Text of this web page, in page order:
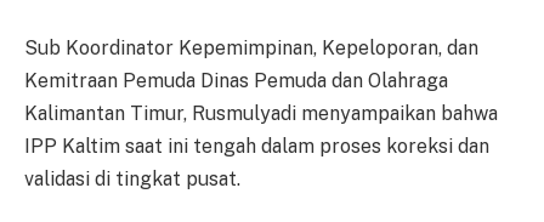
Sub Koordinator Kepemimpinan, Kepeloporan, dan
Kemitraan Pemuda Dinas Pemuda dan Olahraga
Kalimantan Timur, Rusmulyadi menyampaikan bahwa
IPP Kaltim saat ini tengah dalam proses koreksi dan
validasi di tingkat pusat.